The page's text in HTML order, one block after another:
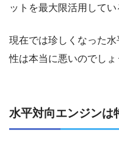
ットを最大限活用してい
現在では珍しくなった
性は本当に悪いのでしょ
水平対向エンジンは